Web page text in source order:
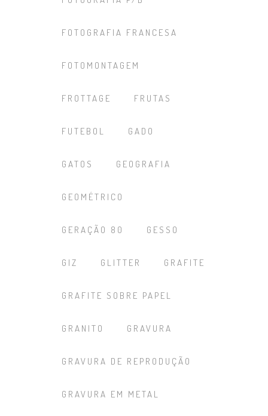
FOTOGRAFIA FRANCESA
FOTOMONTAGEM
FROTTAGE FRUTAS
FUTEBOL GADO
GATOS GEOGRAFIA
GEOMÉTRICO
GERAÇÃO 80 GESSO
GIZ GLITTER GRAFITE
GRAFITE SOBRE PAPEL
GRANITO GRAVURA
GRAVURA DE REPRODUÇÃO
GRAVURA EM METAL